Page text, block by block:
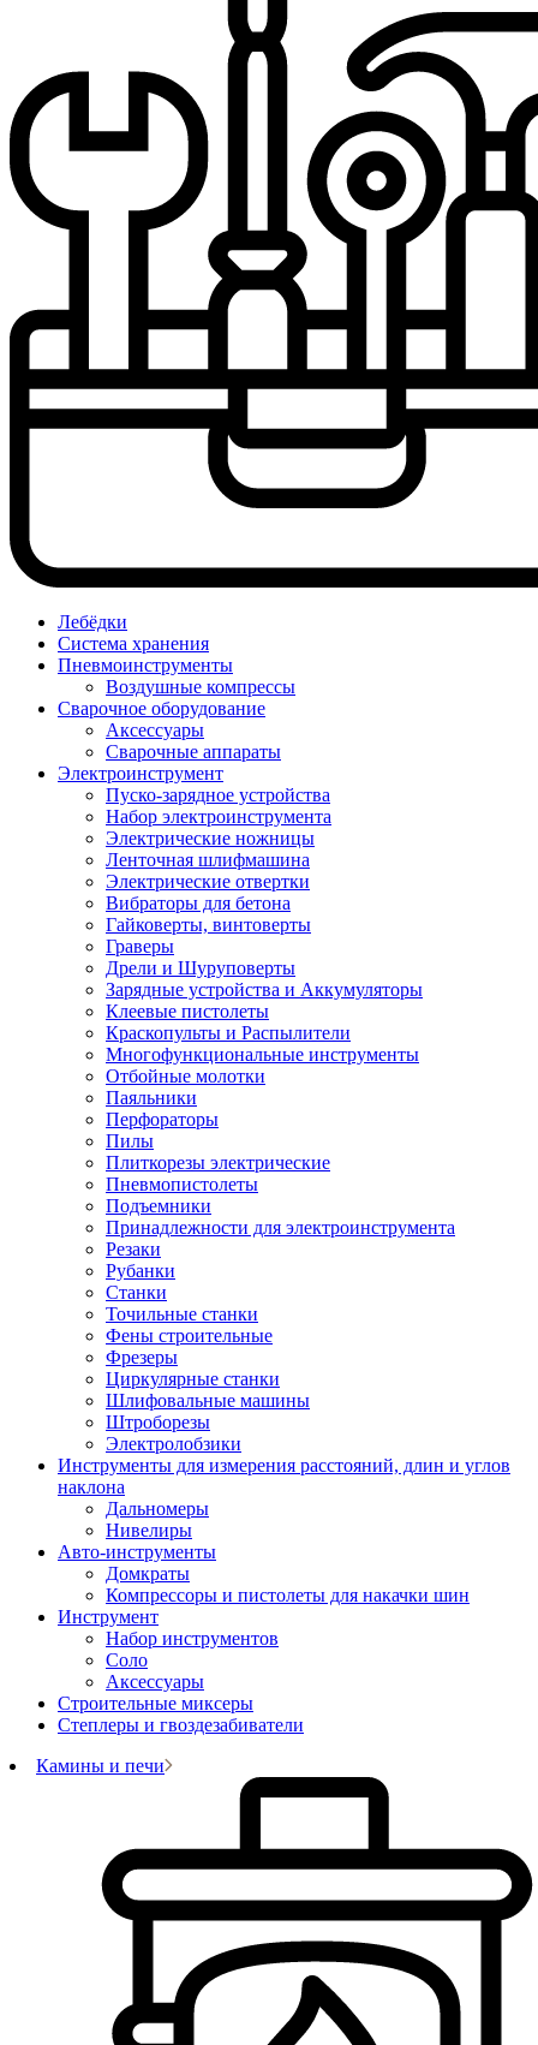
Лебёдки
Система хранения
Пневмоинструменты
Воздушные компрессы
Сварочное оборудование
Аксессуары
Сварочные аппараты
Электроинструмент
Пуско-зарядное устройства
Набор электроинструмента
Электрические ножницы
Ленточная шлифмашина
Электрические отвертки
Вибраторы для бетона
Гайковерты, винтоверты
Граверы
Дрели и Шуруповерты
Зарядные устройства и Аккумуляторы
Клеевые пистолеты
Краскопульты и Распылители
Многофункциональные инструменты
Отбойные молотки
Паяльники
Перфораторы
Пилы
Плиткорезы электрические
Пневмопистолеты
Подъемники
Принадлежности для электроинструмента
Резаки
Рубанки
Станки
Точильные станки
Фены строительные
Фрезеры
Циркулярные станки
Шлифовальные машины
Штроборезы
Электролобзики
Инструменты для измерения расстояний, длин и углов
наклона
Дальномеры
Нивелиры
Авто-инструменты
Домкраты
Компрессоры и пистолеты для накачки шин
Инструмент
Набор инструментов
Соло
Аксессуары
Строительные миксеры
Степлеры и гвоздезабиватели
Камины и печи